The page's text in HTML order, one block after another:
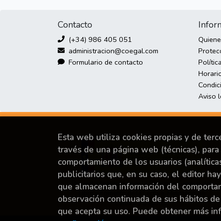
Contacto
(+34) 986 405 051
administracion@coegal.com
Formulario de contacto
Aviso
Proyecto financiado por la Dirección General del
Libro y Fomento de la Lectura, Ministerio de
Cultura y Deporte.
Esta web utiliza cookies propias y de
través de una página web (técnicas),
comportamiento de los usuarios
publicitarios que, en su caso, el editor
que almacenan información del
observación continuada de sus hábitos
que acepta su uso. Puede obtener más